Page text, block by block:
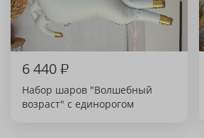
6 440₽
Набор шаров "Волшебный
возраст" с единорогом